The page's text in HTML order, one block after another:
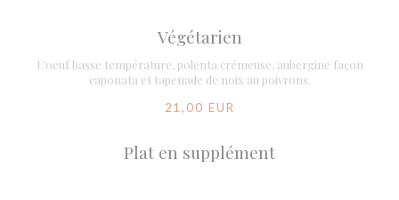
Végétarien
L’oeuf basse température, polenta crémeuse, aubergine façon
caponata et tapenade de noix au poivrons.
21,00 EUR
Plat en supplément